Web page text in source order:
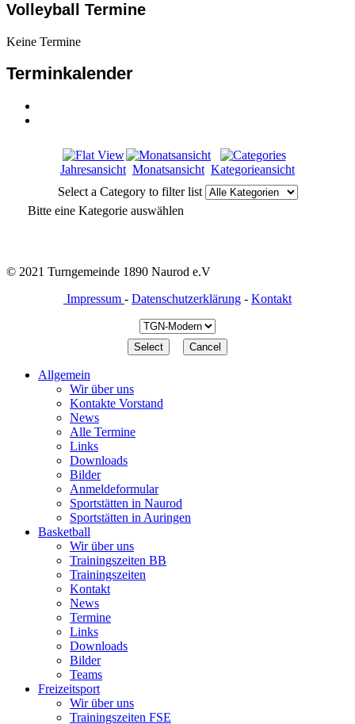
Volleyball Termine
Keine Termine
Terminkalender
Jahresansicht Monatsansicht Kategorieansicht
Select a Category to filter list
Bitte eine Kategorie auswählen
© 2021 Turngemeinde 1890 Naurod e.V
Impressum - Datenschutzerklärung - Kontakt
Allgemein
Wir über uns
Kontakte Vorstand
News
Alle Termine
Links
Downloads
Bilder
Anmeldeformular
Sportstätten in Naurod
Sportstätten in Auringen
Basketball
Wir über uns
Trainingszeiten BB
Trainingszeiten
Kontakt
News
Termine
Links
Downloads
Bilder
Teams
Freizeitsport
Wir über uns
Trainingszeiten FSE